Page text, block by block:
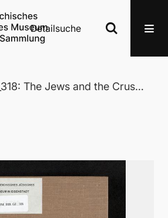
Detailsuche
OJM_BIB_GE_318: The Jews and the Crusaders